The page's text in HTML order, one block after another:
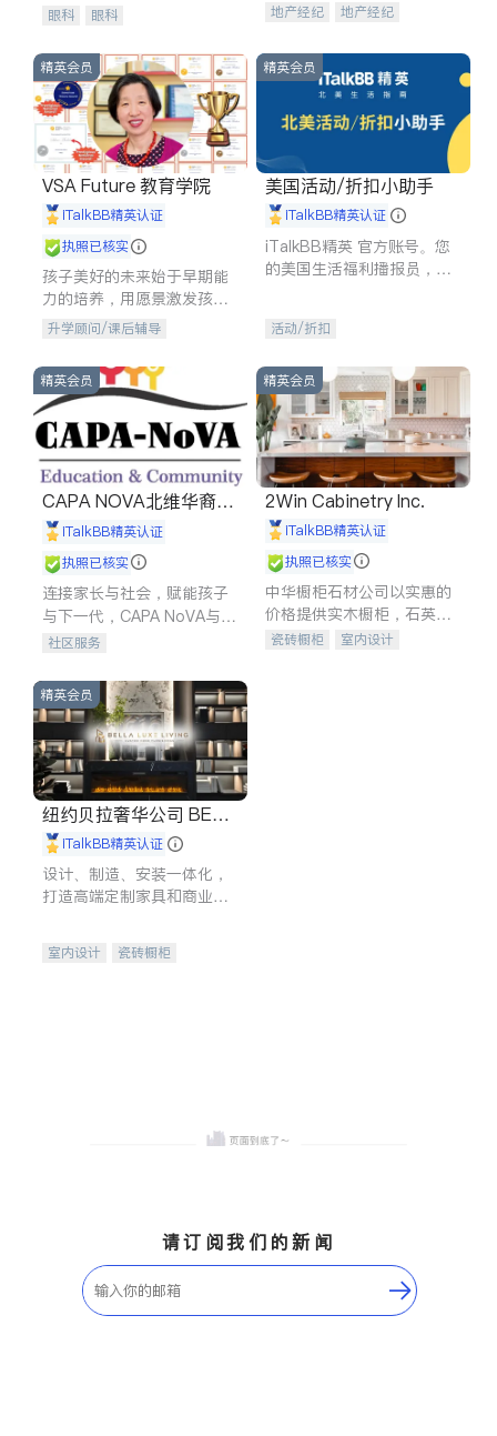
眼科 眼科 地产经纪
地产经纪
商铺租售
精英会员
VSA Future 教育学院
iTalkBB精英认证
执照已核实
孩子美好的未来始于早期能
力的培养，用愿景激发孩子
的学习潜力和动力。理念：
石。
升学顾问/课后辅导
精英会员
美国活动/折扣小助手
iTalkBB精英认证
iTalkBB精英 官方账号。您
的美国生活福利播报员，精
专属福利。
活动/折扣
精英会员
CAPA NOVA北维华裔家
长会iTalkBB精英认证
执照已核实
连接家长与社会，赋能孩子
与下一代，CAPA NoVA与您
携手建设包容、公平、充满
社区服务
精英会员
2Win Cabinetry Inc.
iTalkBB精英认证
执照已核实
中华橱柜石材公司以实惠的
价格提供实木橱柜，石英石
台面，多种优质不锈钢水
瓷砖橱柜
室内设计
精英会员
纽约贝拉奢华公司 BELL
A LUXE
iTalkBB精英认证
设计、制造、安装一体化，
打造高端定制家具和商业空
室内设计
瓷砖橱柜
请订阅我们的新闻